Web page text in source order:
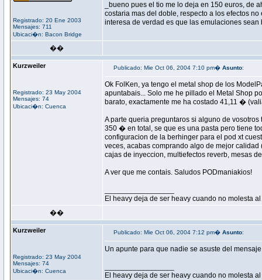
Registrado: 20 Ene 2003
Mensajes: 711
Ubicaci�n: Bacon Bridge
_bueno pues el tio me lo deja en 150 euros, de
costaria mas del doble, respecto a los efectos
interesa de verdad es que las emulaciones
��
Kurzweiler
Registrado: 23 May 2004
Mensajes: 74
Ubicaci�n: Cuenca
Publicado: Mie Oct 06, 2004 7:10 pm� Asunto:
Ok FolKen, ya tengo el metal shop de los
apuntabais... Solo me he pillado el Metal Shop
barato, exactamente me ha costado 41,11 �
A parte queria preguntaros si alguno de
350 � en total, se que es una pasta pero tiene
configuracion de la berhinger para el pod xt
veces, acabas comprando algo de mejor
cajas de inyeccion, multiefectos reverb, mesas
A ver que me contais. Saludos PODmaniakios!
El heavy deja de ser heavy cuando no molesta
��
Kurzweiler
Registrado: 23 May 2004
Mensajes: 74
Ubicaci�n: Cuenca
Publicado: Mie Oct 06, 2004 7:12 pm� Asunto:
Un apunte para que nadie se asuste del
El heavy deja de ser heavy cuando no molesta